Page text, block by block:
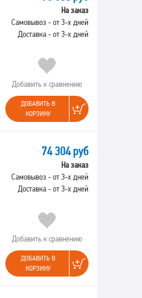
На заказ
Самовывоз - от 3-х дней
Доставка - от 3-х дней
Добавить к сравнению
ДОБАВИТЬ В
КОРЗИНУ
74 304 руб
На заказ
Самовывоз - от 3-х дней
Доставка - от 3-х дней
Добавить к сравнению
ДОБАВИТЬ В
КОРЗИНУ